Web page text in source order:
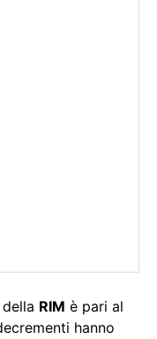
RIM è pari al
hanno